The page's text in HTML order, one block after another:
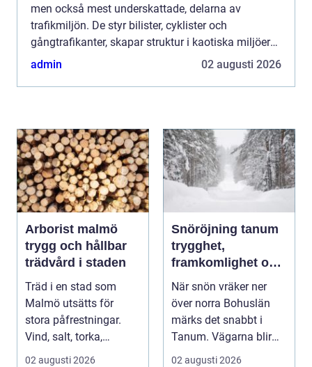
men också mest underskattade, delarna av
trafikmiljön. De styr bilister, cyklister och
gångtrafikanter, skapar struktur i kaotiska miljöer
och hjälper alla att fatta snabba och säkra beslut.
admin 02 augusti 2026
Arborist malmö
trygg och hållbar
trädvård i staden
Träd i en stad som
Malmö utsätts för
stora påfrestningar.
Vind, salt, torka,
markarbeten och
02 augusti 2026
Snöröjning tanum
trygghet,
framkomlighet och
mindre stress i
vintern
När snön vräker ner
över norra Bohuslän
märks det snabbt i
Tanum. Vägarna blir
smalare, parkeringar ...
02 augusti 2026